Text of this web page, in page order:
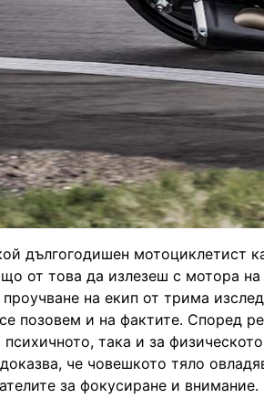
дългогодишен мотоциклетист
от това да излезеш с мотора
на екип от трима
позовем и на фактите. Според
психичното, така и за
че човешкото тяло
за фокусиране и внимание.